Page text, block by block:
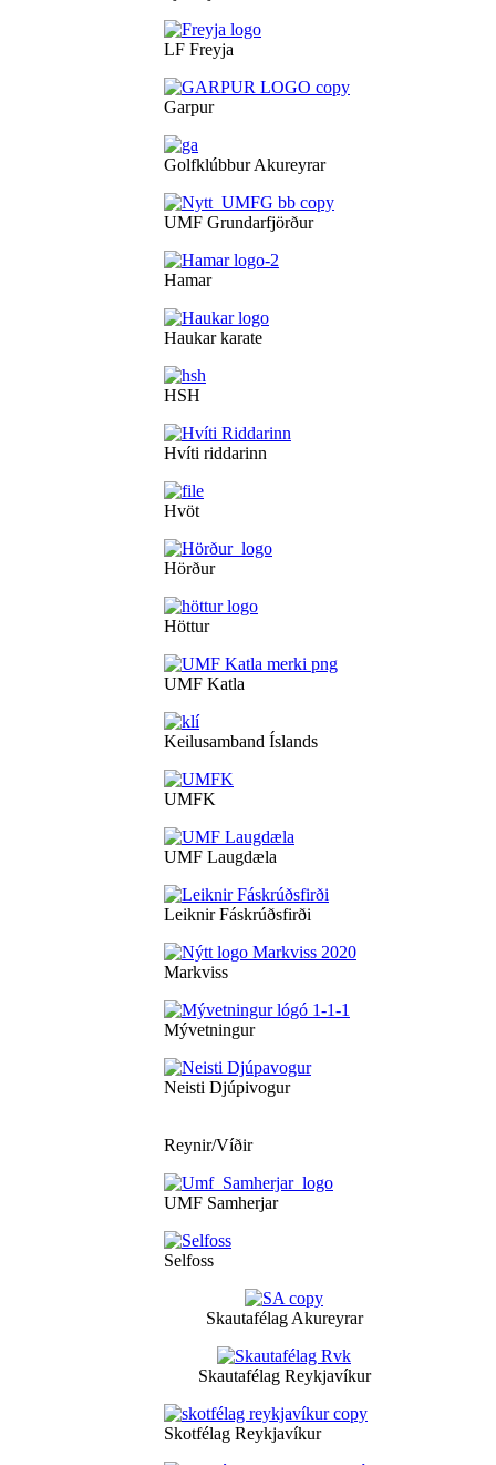
LF Freyja
Garpur
Golfklúbbur Akureyrar
UMF Grundarfjörður
Hamar
Haukar karate
HSH
Hvíti riddarinn
Hvöt
Hörður
Höttur
UMF Katla
Keilusamband Íslands
UMFK
UMF Laugdæla
Leiknir Fáskrúðsfirði
Markviss
Mývetningur
Neisti Djúpivogur
Reynir/Víðir
UMF Samherjar
Selfoss
Skautafélag Akureyrar
Skautafélag Reykjavíkur
Skotfélag Reykjavíkur